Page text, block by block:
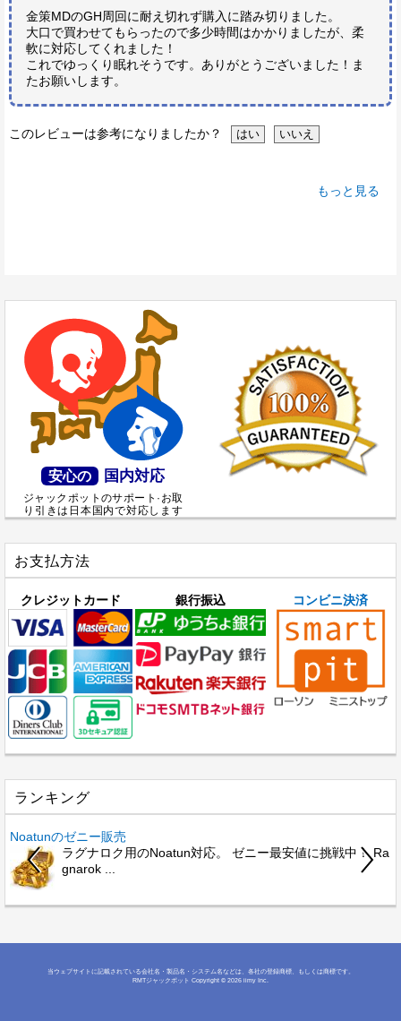
金策MDのGH周回に耐え切れず購入に踏み切りました。
大口で買わせてもらったので多少時間はかかりましたが、柔
軟に対応してくれました！
これでゆっくり眠れそうです。ありがとうございました！ま
たお願いします。
このレビューは参考になりましたか？
もっと見る
安心の 国内対応
ジャックポットのサポート·お取
り引きは日本国内で対応します
お支払方法
クレジットカード 銀行振込 コンビニ決済
ランキング
Noatunのゼニー販売
ラグナロク用のNoatun対応。 ゼニー最安値に挑戦中！ Ra
gnarok ...
当ウェブサイトに記載されている会社名・製品名・システム名などは、各社の登録商標、もしくは商標です。
RMTジャックポット Copyright © 2026 iimy Inc.